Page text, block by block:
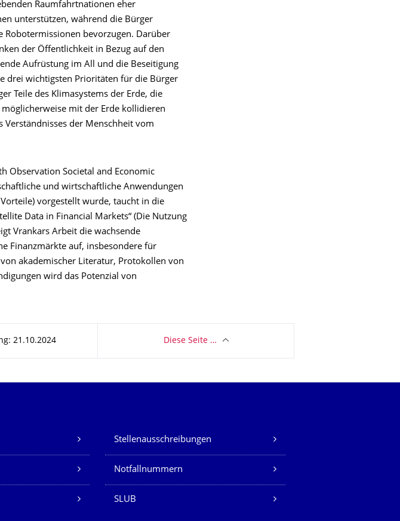
Raumfahrtnationen eher
unterstützen, während die Bürger
bevorzugen. Darüber
der Öffentlichkeit in Bezug auf den
Aufrüstung im All und die Beseitigung
drei wichtigsten Prioritäten für die Bürger
Teile des Klimasystems der Erde, die
mit der Erde kollidieren
Verständnisses der Menschheit vom
Observation Societal and Economic
und wirtschaftliche Anwendungen
vorgestellt wurde, taucht in die
Data in Financial Markets“ (Die Nutzung
Vrankars Arbeit die wachsende
Finanzmärkte auf, insbesondere für
akademischer Literatur, Protokollen von
wird das Potenzial von
21.10.2024 Diese Seite …
Stellenausschreibungen
Notfallnummern
SLUB